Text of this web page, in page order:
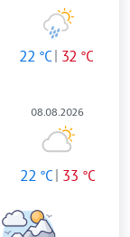
22 °C 32 °C
08.08.2026
22 °C 33 °C